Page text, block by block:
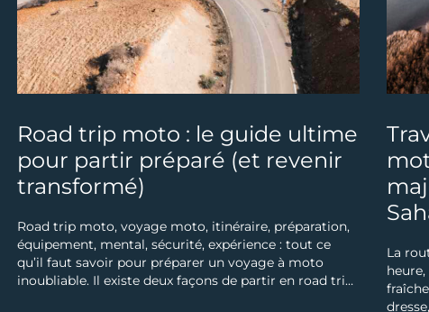
Road trip moto : le guide ultime
pour partir préparé (et revenir
transformé)
Road trip moto, voyage moto, itinéraire, préparation,
équipement, mental, sécurité, expérience : tout ce
qu’il faut savoir pour préparer un voyage à moto
inoubliable. Il existe deux façons de partir en road trip
La
NOUS ÉCRIRE
Prénom